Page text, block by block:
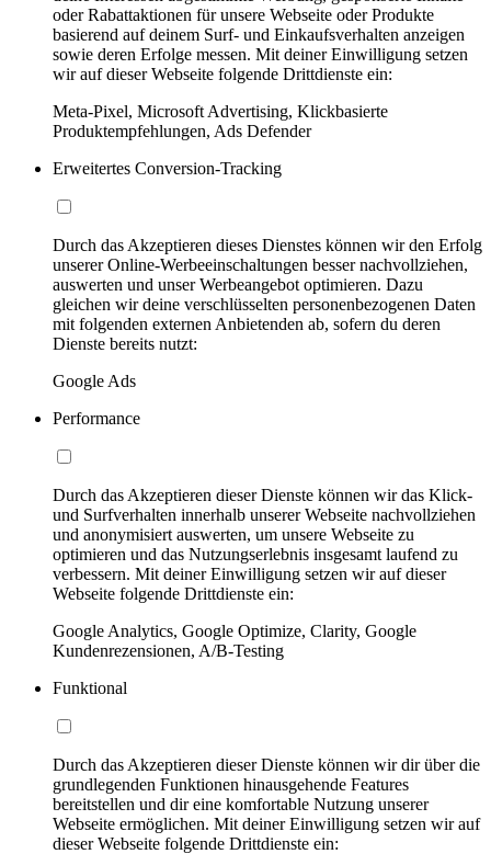
oder Rabattaktionen für unsere Webseite oder Produkte
basierend auf deinem Surf- und Einkaufsverhalten anzeigen
sowie deren Erfolge messen. Mit deiner Einwilligung setzen
wir auf dieser Webseite folgende Drittdienste ein:
Meta-Pixel, Microsoft Advertising, Klickbasierte
Produktempfehlungen, Ads Defender
Erweitertes Conversion-Tracking
Durch das Akzeptieren dieses Dienstes können wir den Erfolg
unserer Online-Werbeeinschaltungen besser nachvollziehen,
auswerten und unser Werbeangebot optimieren. Dazu
gleichen wir deine verschlüsselten personenbezogenen Daten
mit folgenden externen Anbietenden ab, sofern du deren
Dienste bereits nutzt:
Google Ads
Performance
Durch das Akzeptieren dieser Dienste können wir das Klick-
und Surfverhalten innerhalb unserer Webseite nachvollziehen
und anonymisiert auswerten, um unsere Webseite zu
optimieren und das Nutzungserlebnis insgesamt laufend zu
verbessern. Mit deiner Einwilligung setzen wir auf dieser
Webseite folgende Drittdienste ein:
Google Analytics, Google Optimize, Clarity, Google
Kundenrezensionen, A/B-Testing
Funktional
Durch das Akzeptieren dieser Dienste können wir dir über die
grundlegenden Funktionen hinausgehende Features
bereitstellen und dir eine komfortable Nutzung unserer
Webseite ermöglichen. Mit deiner Einwilligung setzen wir auf
dieser Webseite folgende Drittdienste ein: